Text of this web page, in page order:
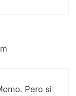
Pero si